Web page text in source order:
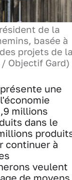
de la
basée à
projets de
Objectif Gard)
une
millions
dans le
continuer à
veulent
de moyens